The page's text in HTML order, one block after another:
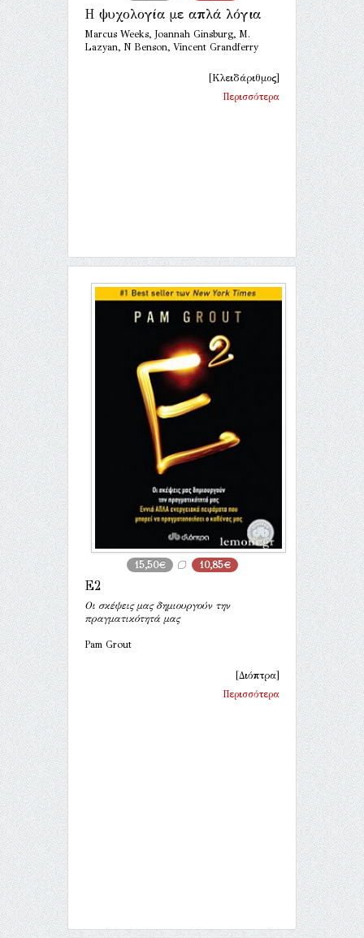
Η ψυχολογία με απλά λόγια
Marcus Weeks, Joannah Ginsburg, M.
Lazyan, N Benson, Vincent Grandferry
[Κλειδάριθμος]
Περισσότερα
15,50€ 10,85€
E2
Οι σκέψεις μας δημιουργούν την
πραγματικότητά μας
Pam Grout
[Διόπτρα]
Περισσότερα